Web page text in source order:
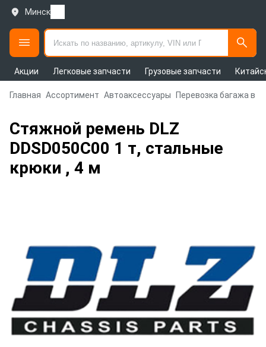
Минск
Акции Легковые запчасти Грузовые запчасти
Главная Ассортимент Автоаксессуары Перевозка багажа в
Стяжной ремень DLZ
DDSD050C00 1 т, стальные
крюки , 4 м